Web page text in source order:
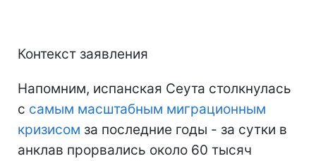
Контекст заявления
Напомним, испанская Сеута столкнулась
с самым масштабным миграционным
кризисом за последние годы - за сутки в
анклав прорвались около 60 тысяч